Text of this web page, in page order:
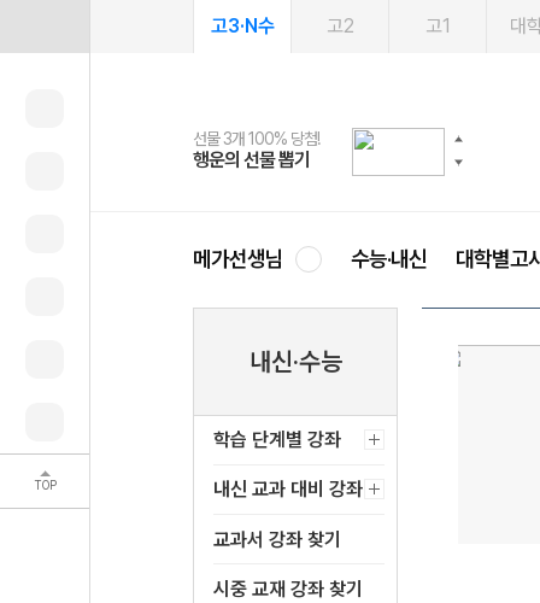
TOP
고3·N수 고2 고1 대
선물 3개 100% 당첨!
행운의 선물 뽑기
선물 100% 증정!
메가스터디 X 올리브
여름방학 스터디 캐시백
메가런 썸머스쿨
2027 러셀 단과
강사 공개선발
스마트러닝앱
설문 EVENT
메가패스
3일 무료 체험권
메가패스 수강생 무료혜택!
메가클럽 멤버십
사회공헌 캠페인
희망이룸 메가나눔
메가선생님 수능·내신 대학별고
내신·수능
학습 단계별 강좌
내신 교과 대비 강좌
교과서 강좌 찾기
시중 교재 강좌 찾기